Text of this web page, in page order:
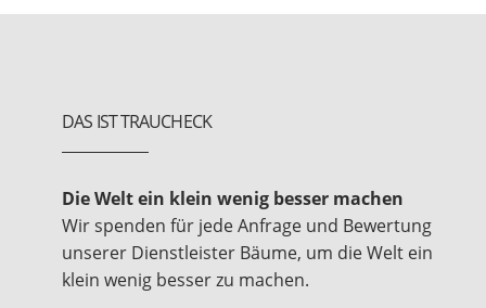
DAS IST TRAUCHECK
Die Welt ein klein wenig besser machen
Wir spenden für jede Anfrage und Bewertung
unserer Dienstleister Bäume, um die Welt ein
klein wenig besser zu machen.